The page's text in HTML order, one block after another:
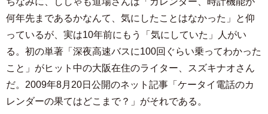
何年先まであるかなんて、気にしたことはなかった」と仰
っているが、実は10年前にもう「気にしていた」人がい
る。初の単著「深夜高速バスに100回ぐらい乗ってわかった
こと」がヒット中の大阪在住のライター、スズキナオさん
だ。2009年8月20日公開のネット記事「ケータイ電話のカ
レンダーの果てはどこまで？」がそれである。